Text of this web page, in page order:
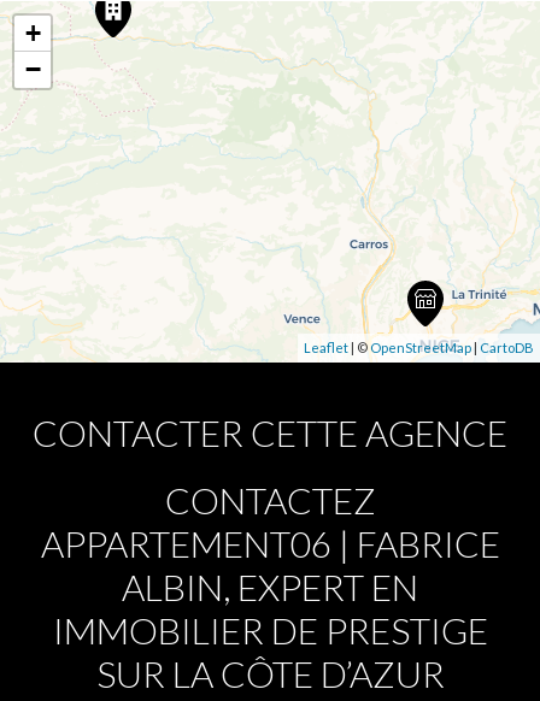
+
−
Leaflet| © OpenStreetMap| CartoDB
CONTACTER CETTE AGENCE
CONTACTEZ
APPARTEMENT06 | FABRICE
ALBIN, EXPERT EN
IMMOBILIER DE PRESTIGE
SUR LA CÔTE D’AZUR